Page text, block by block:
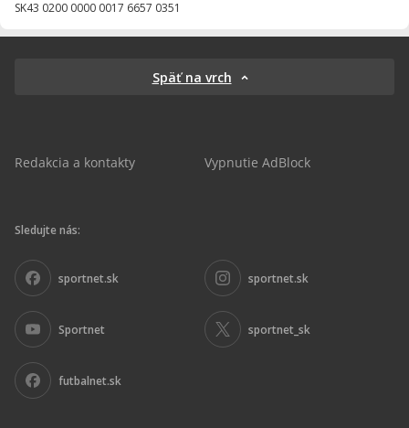
SK43 0200 0000 0017 6657 0351
Späť na vrch
Redakcia a kontakty Vypnutie AdBlock
Sledujte nás:
sportnet.sk sportnet.sk
Sportnet sportnet_sk
futbalnet.sk